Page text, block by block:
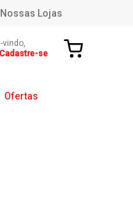
Nossas Lojas
se
Ofertas